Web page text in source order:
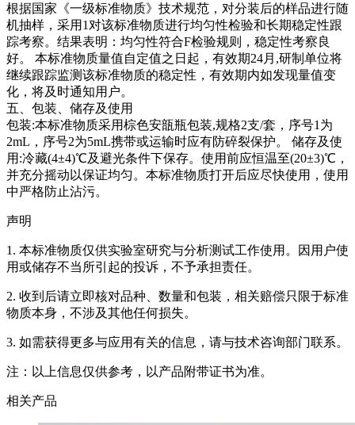
根据国家《一级标准物质》技术规范，对分装后的样品进行随
机抽样，采用1对该标准物质进行均匀性检验和长期稳定性跟
踪考察。结果表明：均匀性符合F检验规则，稳定性考察良
好。 本标准物质量值自定值之日起，有效期24月,研制单位将
继续跟踪监测该标准物质的稳定性，有效期内如发现量值变
化，将及时通知用户。
五、包装、储存及使用
包装:本标准物质采用棕色安瓿瓶包装,规格2支/套，序号1为
2mL，序号2为5mL携带或运输时应有防碎裂保护。 储存及使
用:冷藏(4±4)℃及避光条件下保存。使用前应恒温至(20±3)℃，
并充分摇动以保证均匀。本标准物质打开后应尽快使用，使用
中严格防止沾污。
声明
1. 本标准物质仅供实验室研究与分析测试工作使用。因用户使
用或储存不当所引起的投诉，不予承担责任。
2. 收到后请立即核对品种、数量和包装，相关赔偿只限于标准
物质本身，不涉及其他任何损失。
3. 如需获得更多与应用有关的信息，请与技术咨询部门联系。
注：以上信息仅供参考，以产品附带证书为准。
相关产品